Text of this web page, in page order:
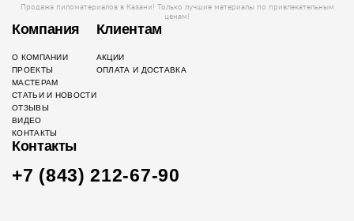
Продажа пиломатериалов в Казани! Только лучшие материалы по привлекательным
ценам!
Компания
О КОМПАНИИ
ПРОЕКТЫ
МАСТЕРАМ
СТАТЬИ И НОВОСТИ
ОТЗЫВЫ
ВИДЕО
КОНТАКТЫ
Клиентам
АКЦИИ
ОПЛАТА И ДОСТАВКА
Контакты
+7 (843) 212-67-90